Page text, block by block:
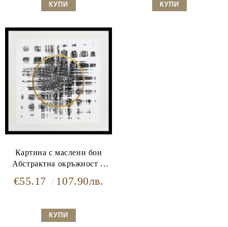
Картина с маслени бои
Абстрактна окръжност в
€55.17 107.90лв.